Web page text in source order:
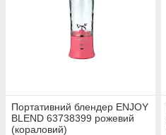
Портативний блендер ENJOY
BLEND 63738399 рожевий
(кораловий)